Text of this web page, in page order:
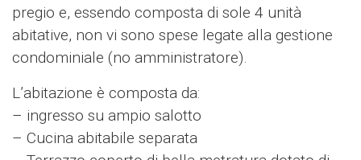
pregio e, essendo composta di sole 4 unità
abitative, non vi sono spese legate alla gestione
condominiale (no amministratore).
L’abitazione è composta da:
– ingresso su ampio salotto
– Cucina abitabile separata